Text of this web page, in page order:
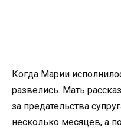
Когда Марии
развелись. Мать
за предательства
несколько месяцев, а